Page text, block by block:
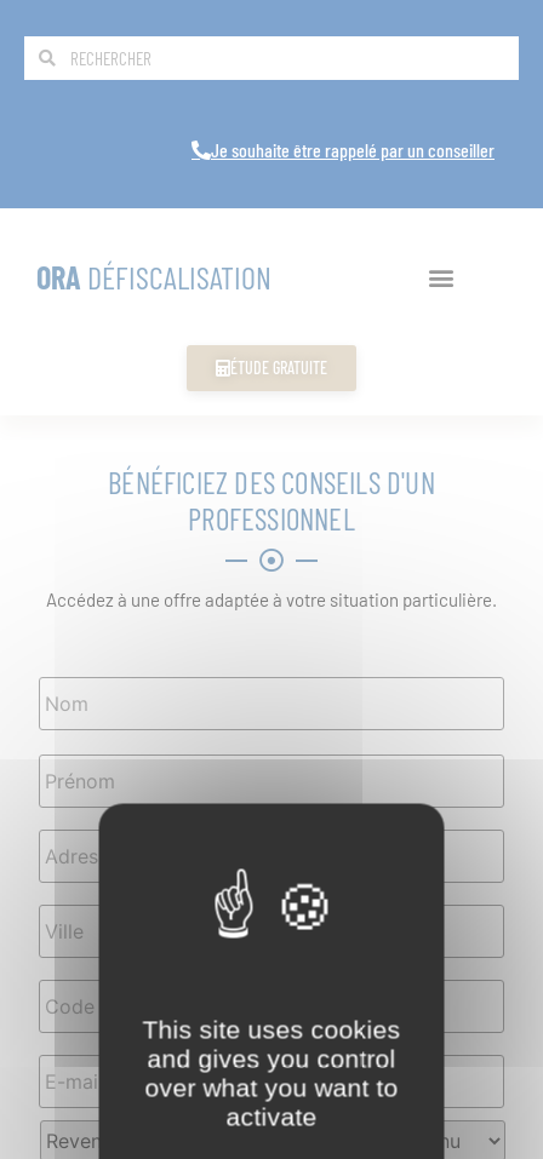
Je souhaite être rappelé par un conseiller
ORA DÉFISCALISATION
ÉTUDE GRATUITE
BÉNÉFICIEZ DES CONSEILS D'UN
PROFESSIONNEL
Accédez à une offre adaptée à votre situation particulière.
Nom *
Adresse
E-
mail *
Téléphone *
Revenus
annuels
Impôt
This site uses cookies
and gives you control
over what you want to
activate